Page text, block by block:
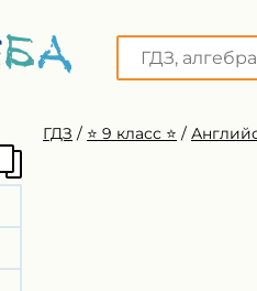
ГДЗ / ⭐️ 9 класс ⭐️ /